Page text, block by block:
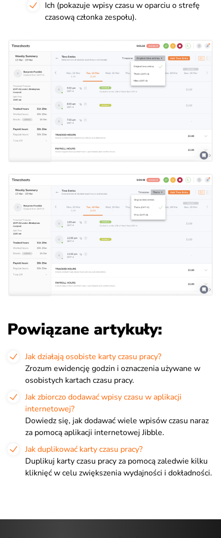
Ich (pokazuje wpisy czasu w oparciu o strefę
czasową członka zespołu).
Powiązane artykuły:
Jak działają osobiste karty czasu pracy?
Zrozum ewidencję godzin i oznaczenia używane w
osobistych kartach czasu pracy.
Jak zbiorczo dodawać wpisy czasu w aplikacji
internetowej?
Dowiedz się, jak dodawać wiele wpisów czasu naraz
za pomocą aplikacji internetowej Jibble.
Jak duplikować karty czasu pracy?
Duplikuj karty czasu pracy za pomocą zaledwie kilku
kliknięć w celu zwiększenia wydajności i dokładności.